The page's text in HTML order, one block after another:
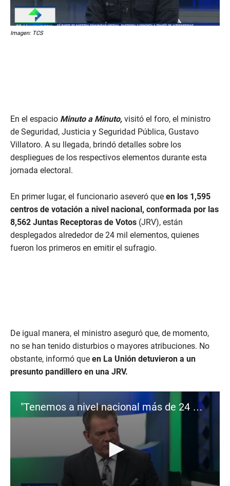
Imagen: TCS
En el espacio Minuto a Minuto, visitó el foro, el ministro
de Seguridad, Justicia y Seguridad Pública, Gustavo
Villatoro. A su llegada, brindó detalles sobre los
despliegues de los respectivos elementos durante esta
jornada electoral.
En primer lugar, el funcionario aseveró que en los 1,595
centros de votación a nivel nacional, conformada por las
8,562 Juntas Receptoras de Votos (JRV), están
desplegados alrededor de 24 mil elementos, quienes
fueron los primeros en emitir el sufragio.
De igual manera, el ministro aseguró que, de momento,
no se han tenido disturbios o mayores atribuciones. No
obstante, informó que en La Unión detuvieron a un
presunto pandillero en una JRV.
"Tenemos a nivel nacional más de 24 mil elementos": Gustavo Villatoro